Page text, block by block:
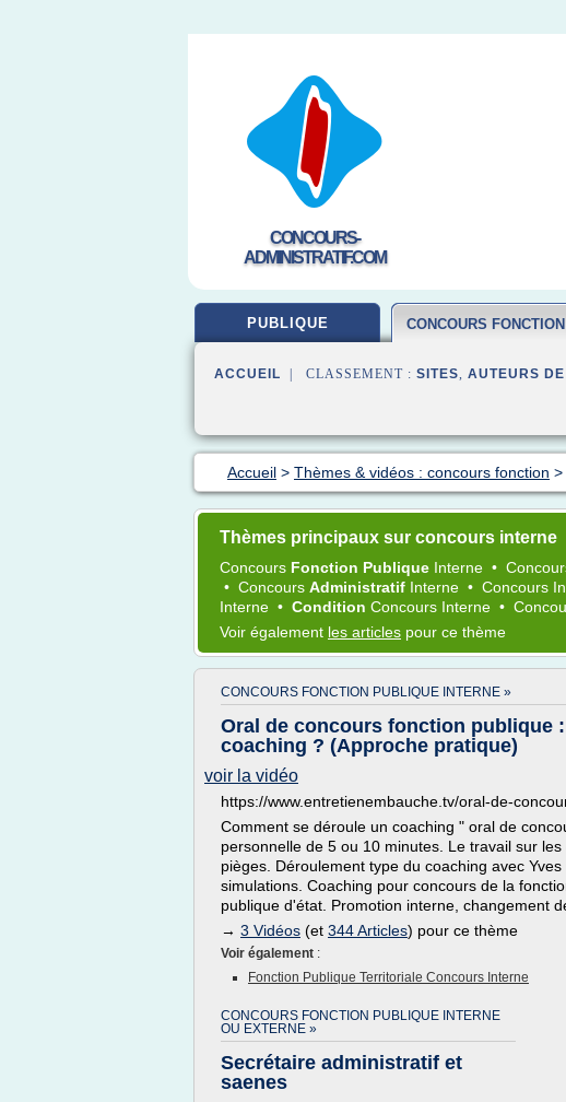
CONCOURS-
ADMINISTRATIF.COM
PUBLIQUE CONCOURS FONCTION
ACCUEIL | CLASSEMENT : SITES, AUTEURS
Accueil > Thèmes & vidéos : concours fonction >
Thèmes principaux sur concours interne
Concours Fonction Publique Interne •
• Concours Administratif Interne • Concours
Interne • Condition Concours Interne •
Voir également les articles pour ce thème
CONCOURS FONCTION PUBLIQUE INTERNE »
Oral de concours fonction publique
coaching ? (Approche pratique)
voir la vidéo
https://www.entretienembauche.tv/oral-de-
Comment se déroule un coaching " oral de
personnelle de 5 ou 10 minutes. Le travail sur
pièges. Déroulement type du coaching avec
simulations. Coaching pour concours de la
publique d'état. Promotion interne, changement
→ 3 Vidéos (et 344 Articles) pour ce thème
Voir également :
Fonction Publique Territoriale Concours Interne
CONCOURS FONCTION PUBLIQUE INTERNE
OU EXTERNE »
Secrétaire administratif et
saenes